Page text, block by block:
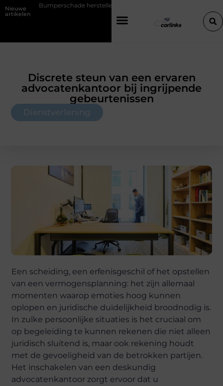
Nieuwe
artikelen
herstellen: repareren of de bumper vervangen?
Discrete steun van een ervaren
advocatenkantoor bij ingrijpende
gebeurtenissen
Dienstverlening
Een scheiding, een erfenisgeschil of het opstellen
van een vermogensplanning: het zijn allemaal
momenten waarop emoties hoog kunnen
oplopen en juridische duidelijkheid broodnodig is.
In zulke persoonlijke situaties is het cruciaal om
op begeleiding te kunnen rekenen die niet alleen
juridisch sluitend is, maar ook rekening houdt
met de gevoeligheid van de betrokken partijen.
Het inschakelen van een deskundig
advocatenkantoor zorgt ervoor dat u